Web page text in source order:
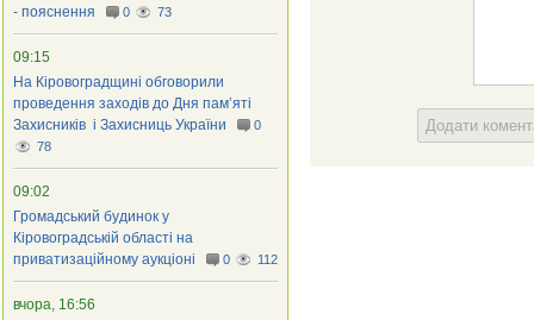
Додати
- пояснення
0 73
09:15
На Кіровоградщині обговорили
проведення заходів до Дня пам’яті
Захисників і Захисниць України
0
78
09:02
Громадський будинок у
Кіровоградській області на
приватизаційному аукціоні
0 112
вчора, 16:56